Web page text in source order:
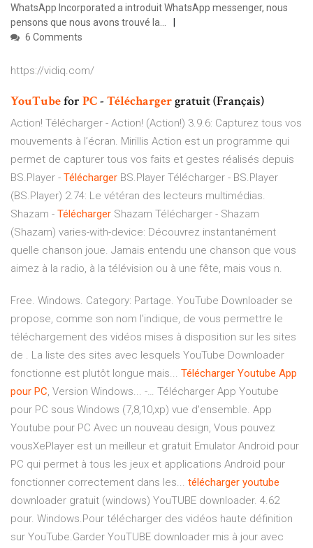
WhatsApp Incorporated a introduit WhatsApp messenger, nous
pensons que nous avons trouvé la...
6 Comments
https://vidiq.com/
YouTubefor PC- Téléchargergratuit (Français)
Action! Télécharger - Action! (Action!) 3.9.6: Capturez tous vos
mouvements à l’écran. Mirillis Action est un programme qui
permet de capturer tous vos faits et gestes réalisés depuis
BS.Player - Télécharger BS.Player Télécharger - BS.Player
(BS.Player) 2.74: Le vétéran des lecteurs multimédias.
Shazam - Télécharger Shazam Télécharger - Shazam
(Shazam) varies-with-device: Découvrez instantanément
quelle chanson joue. Jamais entendu une chanson que vous
aimez à la radio, à la télévision ou à une fête, mais vous n.
Free. Windows. Category: Partage. YouTube Downloader se
propose, comme son nom l'indique, de vous permettre le
téléchargement des vidéos mises à disposition sur les sites
de . La liste des sites avec lesquels YouTube Downloader
fonctionne est plutôt longue mais... Télécharger Youtube App
pour PC, Version Windows... -… Télécharger App Youtube
pour PC sous Windows (7,8,10,xp) vue d'ensemble. App
Youtube pour PC Avec un nouveau design, Vous pouvez
vousXePlayer est un meilleur et gratuit Emulator Android pour
PC qui permet à tous les jeux et applications Android pour
fonctionner correctement dans les... télécharger youtube
downloader gratuit (windows) YouTUBE downloader. 4.62
pour. Windows.Pour télécharger des vidéos haute définition
sur YouTube.Garder YouTUBE downloader mis à jour avec